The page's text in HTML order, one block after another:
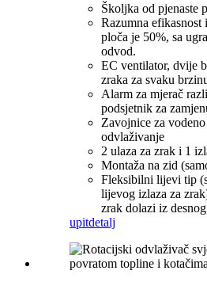
Školjka od pjenaste
Razumna
ploča je 50%, sa
odvod.
EC ventilator, dvije
zraka za svaku
Alarm za mjerač
podsjetnik za
Zavojnice za
odvlaživanje
2 ulaza za zrak i 1
Montaža na zid
Fleksibilni lijevi tip
lijevog izlaza za
zrak dolazi iz
upitdetalj